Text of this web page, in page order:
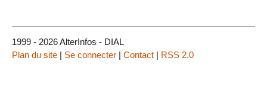
1999 - 2026 AlterInfos - DIAL
Plan du site
Se connecter Contact RSS 2.0